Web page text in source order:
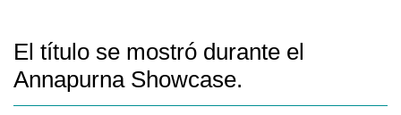
El título se mostró durante el
Annapurna Showcase.